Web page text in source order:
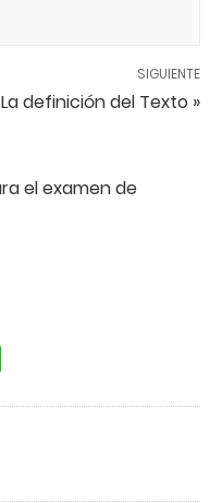
SIGUIENTE
La definición del Texto »
el examen de